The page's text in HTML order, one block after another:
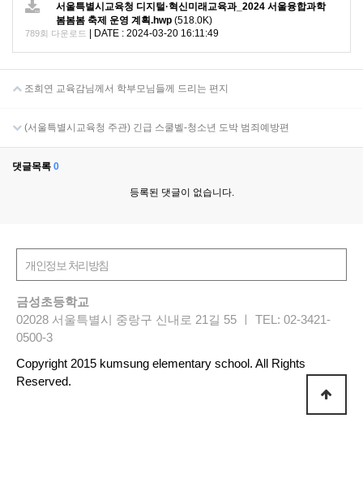
서울특별시교육청 디지털·혁신미래교육과_2024 서울융합과학
봄봄봄 축제 운영 계획.hwp (518.0K)
789회 다운로드 DATE : 2024-03-20 16:11:49
조희연 교육감님께서 학부모님들께 드리는 편지
(서울특별시교육청 주관) 긴급 스쿨벨-청소년 도박 범죄예방편
댓글목록 0
등록된 댓글이 없습니다.
금성초등학교
02028 서울특별시 중랑구 신내로 21길 55 ㅣ TEL: 02-3421-
0500-3
Copyright 2015 kumsung elementary school. All Rights
Reserved.